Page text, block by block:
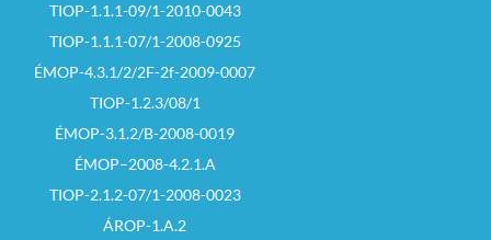
TIOP-1.1.1-09/1-2010-0043
TIOP-1.1.1-07/1-2008-0925
ÉMOP-4.3.1/2/2F-2f-2009-0007
TIOP-1.2.3/08/1
ÉMOP-3.1.2/B-2008-0019
ÉMOP–2008-4.2.1.A
TIOP-2.1.2-07/1-2008-0023
ÁROP-1.A.2